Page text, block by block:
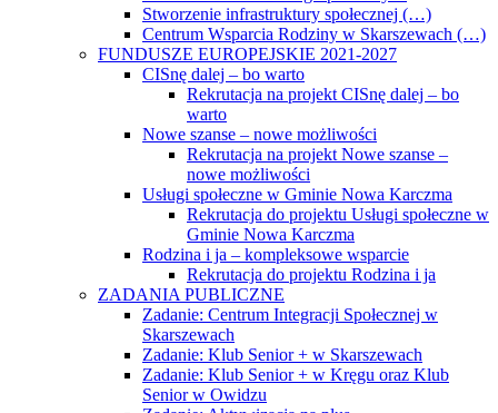
Stworzenie infrastruktury społecznej (…)
Centrum Wsparcia Rodziny w Skarszewach (…)
FUNDUSZE EUROPEJSKIE 2021-2027
CISnę dalej – bo warto
Rekrutacja na projekt CISnę dalej – bo
warto
Nowe szanse – nowe możliwości
Rekrutacja na projekt Nowe szanse –
nowe możliwości
Usługi społeczne w Gminie Nowa Karczma
Rekrutacja do projektu Usługi społeczne w
Gminie Nowa Karczma
Rodzina i ja – kompleksowe wsparcie
Rekrutacja do projektu Rodzina i ja
ZADANIA PUBLICZNE
Zadanie: Centrum Integracji Społecznej w
Skarszewach
Zadanie: Klub Senior + w Skarszewach
Zadanie: Klub Senior + w Kręgu oraz Klub
Senior w Owidzu